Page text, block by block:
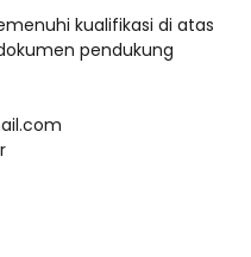
kualifikasi di atas
pendukung